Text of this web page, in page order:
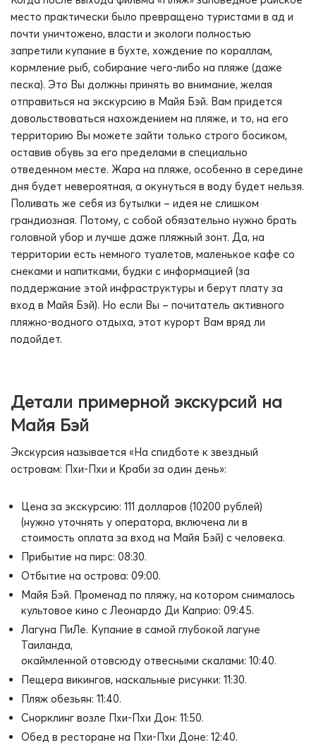
место практически было превращено туристами в ад и
почти уничтожено, власти и экологи полностью
запретили купание в бухте, хождение по кораллам,
кормление рыб, собирание чего-либо на пляже (даже
песка). Это Вы должны принять во внимание, желая
отправиться на экскурсию в Майя Бэй. Вам придется
довольствоваться нахождением на пляже, и то, на его
территорию Вы можете зайти только строго босиком,
оставив обувь за его пределами в специально
отведенном месте. Жара на пляже, особенно в середине
дня будет невероятная, а окунуться в воду будет нельзя.
Поливать же себя из бутылки – идея не слишком
грандиозная. Потому, с собой обязательно нужно брать
головной убор и лучше даже пляжный зонт. Да, на
территории есть немного туалетов, маленькое кафе со
снеками и напитками, будки с информацией (за
поддержание этой инфраструктуры и берут плату за
вход в Майя Бэй). Но если Вы – почитатель активного
пляжно-водного отдыха, этот курорт Вам вряд ли
подойдет.
Детали примерной экскурсий на
Майя Бэй
Экскурсия называется «На спидботе к звездный
островам: Пхи-Пхи и Краби за один день»:
Цена за экскурсию: 111 долларов (10200 рублей)
(нужно уточнять у оператора, включена ли в
стоимость оплата за вход на Майя Бэй) с человека.
Прибытие на пирс: 08:30.
Отбытие на острова: 09:00.
Майя Бэй. Променад по пляжу, на котором снималось
культовое кино с Леонардо Ди Каприо: 09:45.
Лагуна ПиЛе. Купание в самой глубокой лагуне
Таиланда,
окаймленной отовсюду отвесными скалами: 10:40.
Пещера викингов, наскальные рисунки: 11:30.
Пляж обезьян: 11:40.
Снорклинг возле Пхи-Пхи Дон: 11:50.
Обед в ресторане на Пхи-Пхи Доне: 12:40.